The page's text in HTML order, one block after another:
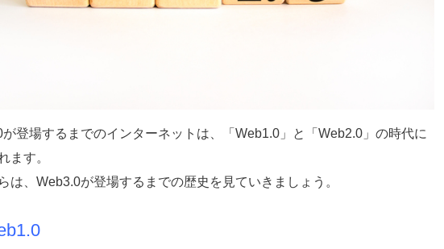
が登場するまでのインターネットは、「Web1.0」と「Web2.0」の時代に
ます。
は、Web3.0が登場するまでの歴史を見ていきましょう。